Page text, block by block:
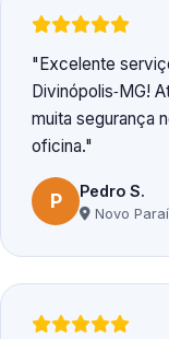
Excelente
Divinópolis‑MG!
muita segurança
oficina.
P Pedro S.
Novo